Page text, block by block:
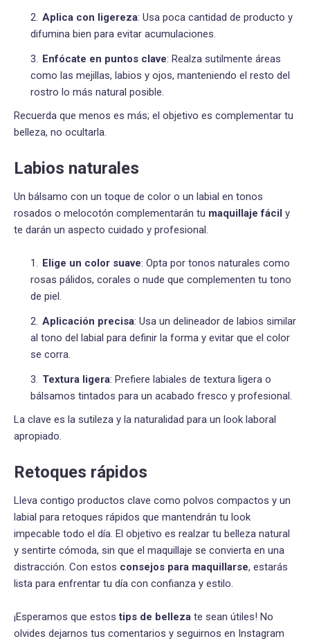
Aplica con ligereza: Usa poca cantidad de producto y
difumina bien para evitar acumulaciones.
Enfócate en puntos clave: Realza sutilmente áreas
como las mejillas, labios y ojos, manteniendo el resto del
rostro lo más natural posible.
Recuerda que menos es más; el objetivo es complementar tu
belleza, no ocultarla.
Labios naturales
Un bálsamo con un toque de color o un labial en tonos
rosados o melocotón complementarán tu maquillaje fácil y
te darán un aspecto cuidado y profesional.
Elige un color suave: Opta por tonos naturales como
rosas pálidos, corales o nude que complementen tu tono
de piel.
Aplicación precisa: Usa un delineador de labios similar
al tono del labial para definir la forma y evitar que el color
se corra.
Textura ligera: Prefiere labiales de textura ligera o
bálsamos tintados para un acabado fresco y profesional.
La clave es la sutileza y la naturalidad para un look laboral
apropiado.
Retoques rápidos
Lleva contigo productos clave como polvos compactos y un
labial para retoques rápidos que mantendrán tu look
impecable todo el día. El objetivo es realzar tu belleza natural
y sentirte cómoda, sin que el maquillaje se convierta en una
distracción. Con estos consejos para maquillarse, estarás
lista para enfrentar tu día con confianza y estilo.
¡Esperamos que estostips de belleza te sean útiles! No
olvides dejarnos tus comentarios y seguirnos en Instagram